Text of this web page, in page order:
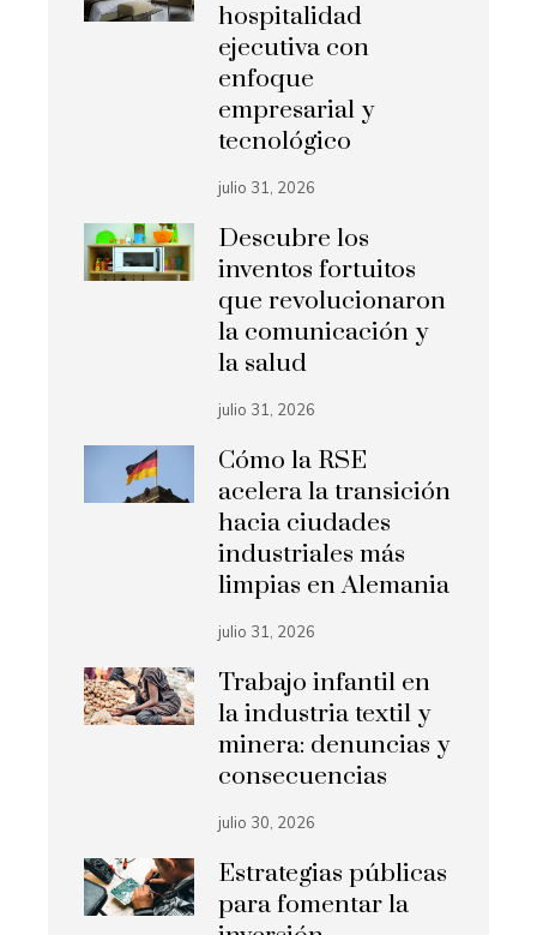
hospitalidad
ejecutiva con
enfoque
empresarial y
tecnológico
julio 31, 2026
Descubre los
inventos fortuitos
que revolucionaron
la comunicación y
la salud
julio 31, 2026
Cómo la RSE
acelera la transición
hacia ciudades
industriales más
limpias en Alemania
julio 31, 2026
Trabajo infantil en
la industria textil y
minera: denuncias y
consecuencias
julio 30, 2026
Estrategias públicas
para fomentar la